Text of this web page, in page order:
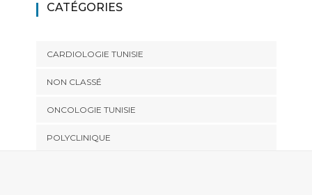
CATÉGORIES
CARDIOLOGIE TUNISIE
NON CLASSÉ
ONCOLOGIE TUNISIE
POLYCLINIQUE